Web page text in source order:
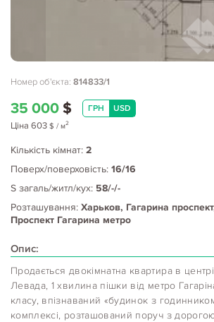
Номер об'єкта: 814833/1
35 000 $ ГРН USD
Ціна 603 $ / м2
Кількість кімнат: 2
Поверх/поверховість: 16/16
S загаль/житл/кух: 58/-/-
Розташування: Харьков, Гагарина
Проспект Гагарина метро
Опис:
Продається двокімнатна квартира в
Левада, 1 хвилина пішки від метро
класу, впізнаваний «будинок з
комплексі, розташований поруч з